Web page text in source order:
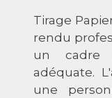
Tirage
rendu
un cadre
adéquate.
une